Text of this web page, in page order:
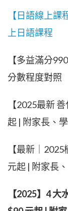
【日語線上
上日語課程
【多益滿分
分數程度對照
【2025最新
起 | 附家長、
【最新｜
元起 | 附家長
【2025】4